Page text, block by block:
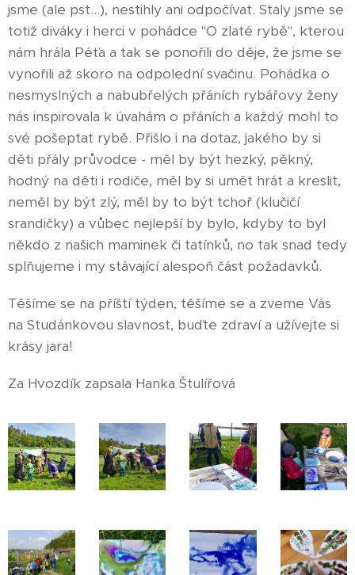
jsme (ale pst...), nestihly ani odpočívat. Staly jsme se
totiž diváky i herci v pohádce "O zlaté rybě", kterou
nám hrála Péťa a tak se ponořili do děje, že jsme se
vynořili až skoro na odpolední svačinu. Pohádka o
nesmyslných a nabubřelých přáních rybářovy ženy
nás inspirovala k úvahám o přáních a každý mohl to
své pošeptat rybě. Přišlo i na dotaz, jakého by si
děti přály průvodce - měl by být hezký, pěkný,
hodný na děti i rodiče, měl by si umět hrát a kreslit,
neměl by být zlý, měl by to být tchoř (klučičí
srandičky) a vůbec nejlepší by bylo, kdyby to byl
někdo z našich maminek či tatínků, no tak snad tedy
splňujeme i my stávající alespoň část požadavků.
Těšíme se na příští týden, těšíme se a zveme Vás
na Studánkovou slavnost, buďte zdraví a užívejte si
krásy jara!
Za Hvozdík zapsala Hanka Štulířová